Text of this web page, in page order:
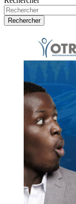
des
publications
Rechercher